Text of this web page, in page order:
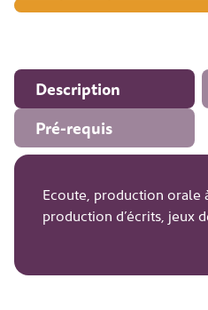
Description
Pré-requis
Ecoute, production orale
production d’écrits, jeux